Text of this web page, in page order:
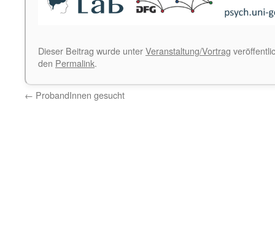
Dieser Beitrag wurde unterVeranstaltung/Vortrag
den Permalink.
← ProbandInnen gesucht